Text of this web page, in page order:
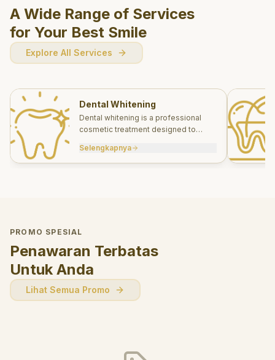
A Wide Range of Services
for Your Best Smile
Explore All Services
Dental Whitening
Dental whitening is a professional
cosmetic treatment designed to
effectively.
Selengkapnya
PROMO SPESIAL
Penawaran Terbatas
Untuk Anda
Lihat Semua Promo